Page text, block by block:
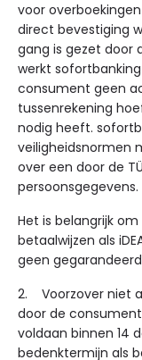
voor
direct bevestiging
gang is gezet door
werkt
consument geen
tussenrekening
nodig heeft.
veiligheidsnormen
over een door de
persoonsgegevens.
Het is belangrijk
betaalwijzen als
geen
2. Voorzover niet
door de
voldaan binnen 14
bedenktermijn als